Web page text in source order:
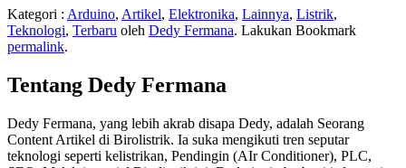
Kategori : Arduino, Artikel, Elektronika, Lainnya, Listrik,
Teknologi, Terbaru oleh Dedy Fermana. Lakukan Bookmark
permalink.
Tentang Dedy Fermana
Dedy Fermana, yang lebih akrab disapa Dedy, adalah Seorang
Content Artikel di Birolistrik. Ia suka mengikuti tren seputar
teknologi seperti kelistrikan, Pendingin (AIr Conditioner), PLC,